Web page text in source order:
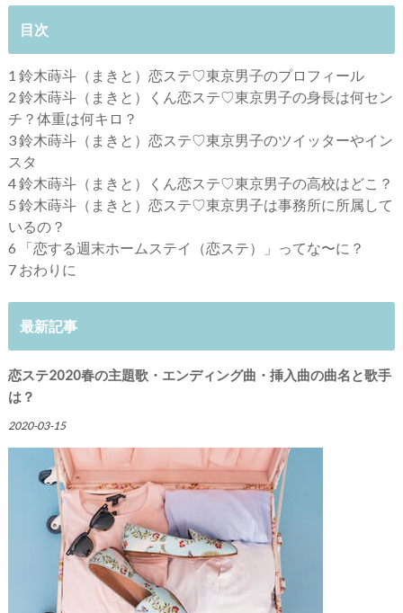
目次
1 鈴木蒔斗（まきと）恋ステ♡東京男子のプロフィール
2 鈴木蒔斗（まきと）くん恋ステ♡東京男子の身長は何セン
チ？体重は何キロ？
3鈴木蒔斗（まきと）恋ステ♡東京男子のツイッターやイン
スタ
4鈴木蒔斗（まきと）くん恋ステ♡東京男子の高校はどこ？
5 鈴木蒔斗（まきと）恋ステ♡東京男子は事務所に所属して
いるの？
6 「恋する週末ホームステイ（恋ステ）」ってな〜に？
7おわりに
最新記事
恋ステ2020春の主題歌・エンディング曲・挿入曲の曲名と歌手
は？
2020-03-15